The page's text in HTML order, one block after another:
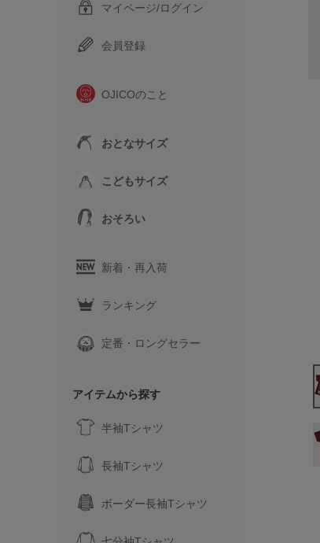
マイページ/ログイン
会員登録
OJICOのこと
おとなサイズ
こどもサイズ
おそろい
新着・再入荷
ランキング
定番・ロングセラー
アイテムから探す
半袖Tシャツ
長袖Tシャツ
ボーダー長袖Tシャツ